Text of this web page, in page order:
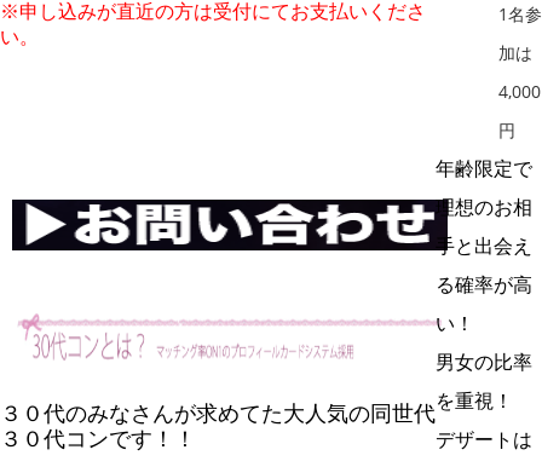
※申し込みが直近の方は受付にてお支払いくださ
い。
1名参
加は
4,000
円
３０代のみなさんが求めてた大人気の同世代
３０代コンです！！
年齢限定で
理想のお相
手と出会え
る確率が高
い！
男女の比率
を重視！
デザートは